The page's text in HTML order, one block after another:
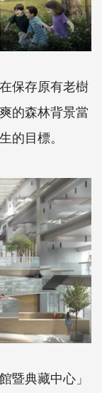
保存原有老樹
的森林背景當
的目標。
暨典藏中心」